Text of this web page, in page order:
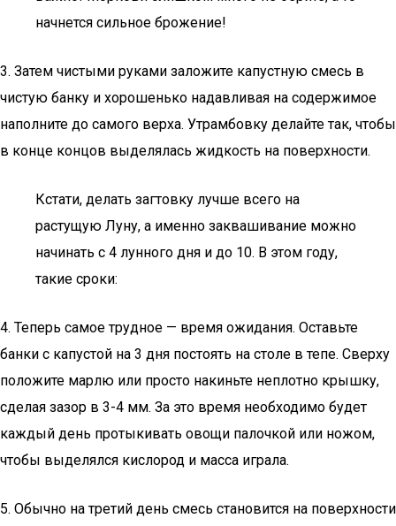
начнется сильное брожение!
3. Затем чистыми руками заложите капустную смесь в
чистую банку и хорошенько надавливая на содержимое
наполните до самого верха. Утрамбовку делайте так, чтобы
в конце концов выделялась жидкость на поверхности.
Кстати, делать загтовку лучше всего на
растущую Луну, а именно заквашивание можно
начинать с 4 лунного дня и до 10. В этом году,
такие сроки:
4. Теперь самое трудное — время ожидания. Оставьте
банки с капустой на 3 дня постоять на столе в тепе. Сверху
положите марлю или просто накиньте неплотно крышку,
сделая зазор в 3-4 мм. За это время необходимо будет
каждый день протыкивать овощи палочкой или ножом,
чтобы выделялся кислород и масса играла.
5. Обычно на третий день смесь становится на поверхности